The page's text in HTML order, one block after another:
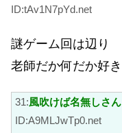
ID:tAv1N7pYd.net
謎ゲーム回は辺り
老師だか何だか好き
31:風吹けば名無しさん
ID:A9MLJwTp0.net